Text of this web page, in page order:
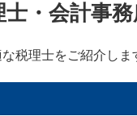
士・会計事
税理士をご紹介しま